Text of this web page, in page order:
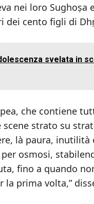
nei loro
dei cento figli di
svelata in
che contiene
scene strato su
là paura,
osmosi,
fino a quando
la prima volta,”